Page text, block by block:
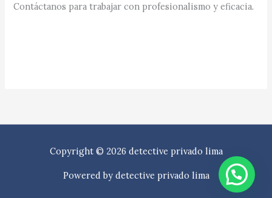
Contáctanos para trabajar con profesionalismo y eficacia.
Copyright © 2026 detective privado lima
Powered by detective privado lima